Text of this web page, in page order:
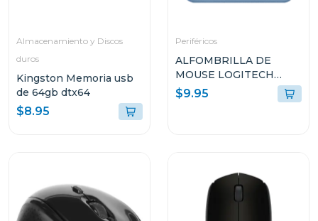
Almacenamiento y Discos
duros
Kingston Memoria usb
de 64gb dtx64
$8.95
Periféricos
ALFOMBRILLA DE
MOUSE LOGITECH
956000038
$9.95